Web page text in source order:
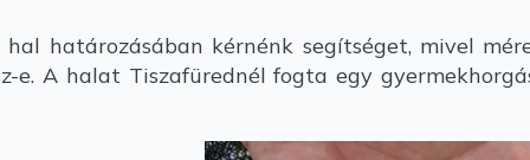
határozásában kérnénk segítséget, mivel
e. A halat Tiszafürednél fogta egy